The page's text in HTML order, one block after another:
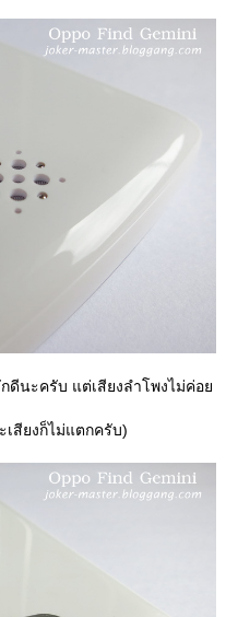
กดีนะครับ แต่เสียงลำโพงไม่ค่อ
เสียงก็ไม่แตกครับ)